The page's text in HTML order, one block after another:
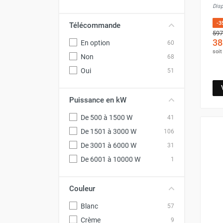
Chauffage FARM au fioul
carton
Chaudière fixe à eau
Aérotherme fixe mural
Aérotherme au gaz
Aérotherme au fioul
Aérotherme pompe à chaleur
(détente directe)
Chauffage mobile électrique, fioul et
Chauffage électrique soufflant
Chauffage haute température pour
étuvage industriel ou destruction
Télécommande
En option 60
Non 68
Oui 51
Puissance en kW
De 500 à 1500 W 41
De 1501 à 3000 W 106
De 3001 à 6000 W 31
De 6001 à 10000 W 1
Couleur
Blanc 57
Crème 9
-
soit